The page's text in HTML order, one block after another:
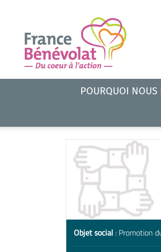
POURQUOI NOUS
Objet social : Promotion